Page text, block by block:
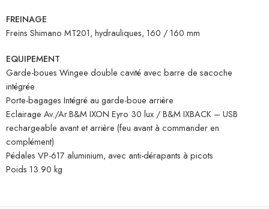
FREINAGE
Freins Shimano MT201, hydrauliques, 160 / 160 mm
EQUIPEMENT
Garde-boues Wingee double cavité avec barre de sacoche
intégrée
Porte-bagages Intégré au garde-boue arrière
Eclairage Av./Ar.B&M IXON Eyro 30 lux / B&M IXBACK – USB
rechargeable avant et arrière (feu avant à commander en
complément)
Pédales VP-617 aluminium, avec anti-dérapants à picots
Poids 13.90 kg